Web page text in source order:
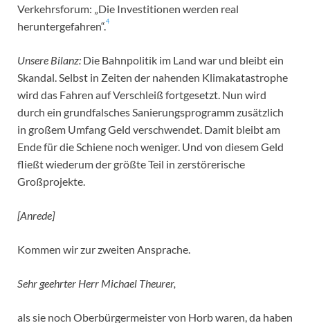
Verkehrsforum: „Die Investitionen werden real
heruntergefahren“.4
Unsere Bilanz: Die Bahnpolitik im Land war und bleibt ein
Skandal. Selbst in Zeiten der nahenden Klimakatastrophe
wird das Fahren auf Verschleiß fortgesetzt. Nun wird
durch ein grundfalsches Sanierungsprogramm zusätzlich
in großem Umfang Geld verschwendet. Damit bleibt am
Ende für die Schiene noch weniger. Und von diesem Geld
fließt wiederum der größte Teil in zerstörerische
Großprojekte.
[Anrede]
Kommen wir zur zweiten Ansprache.
Sehr geehrter Herr Michael Theurer,
als sie noch Oberbürgermeister von Horb waren, da haben